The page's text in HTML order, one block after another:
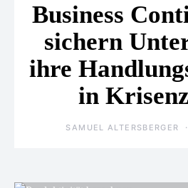
Business
sichern
ihre
in
SAMUEL ALTERSBERGER